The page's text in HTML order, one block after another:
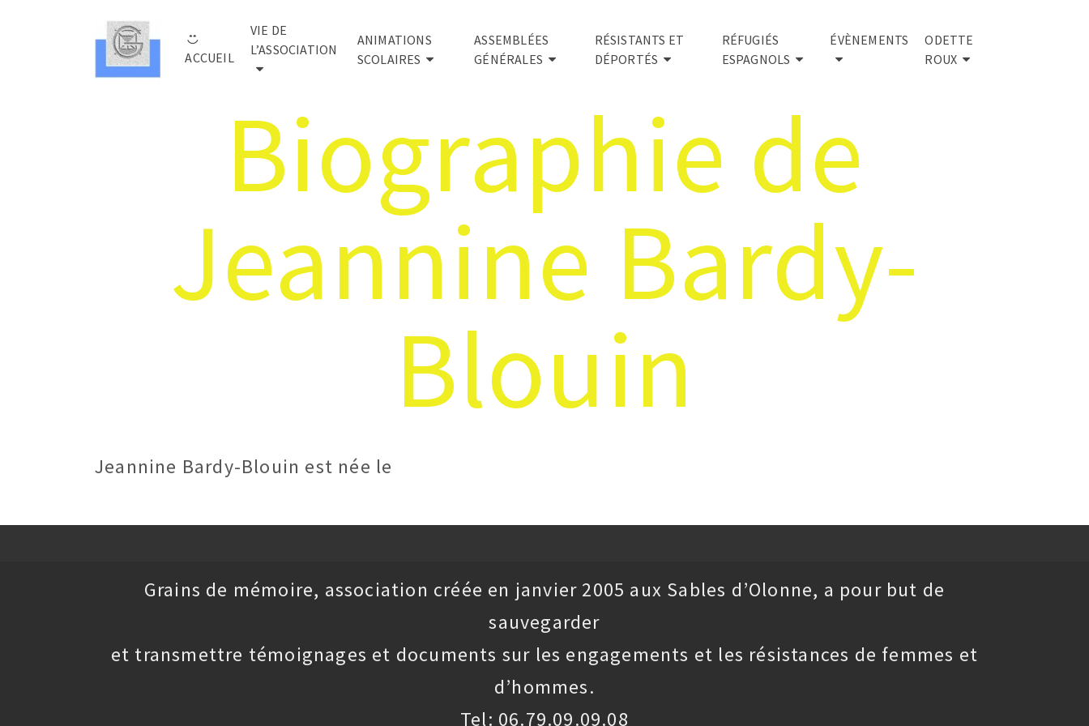
ACCUEIL
VIE DE
L’ASSOCIATION
ANIMATIONS
SCOLAIRES
ASSEMBLÉES
GÉNÉRALES
RÉSISTANTS ET
DÉPORTÉS
RÉFUGIÉS
ESPAGNOLS
ÉVÈNEMENTS
ODETTE
ROUX
Biographie de
Jeannine Bardy-
Blouin
Jeannine Bardy-Blouin est née le
Grains de mémoire, association créée en janvier 2005 aux Sables d’Olonne, a pour but de
sauvegarder
et transmettre témoignages et documents sur les engagements et les résistances de femmes et
d’hommes.
Tel: 06.79.09.09.08